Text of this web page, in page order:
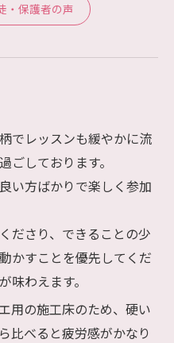
・保護者の声
でレッスンも緩やかに流
ごしております。
い方ばかりで楽しく参加
ださり、できることの少
かすことを優先してくだ
味わえます。
用の施工床のため、硬い
比べると疲労感がかなり